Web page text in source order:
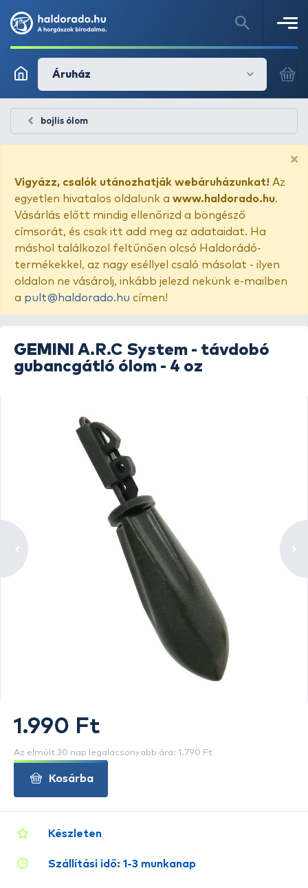
Áruház
bojlis ólom
×
Vigyázz, csalók utánozhatják webáruházunkat! Az
egyetlen hivatalos oldalunk a www.haldorado.hu.
Vásárlás előtt mindig ellenőrizd a böngésző
címsorát, és csak itt add meg az adataidat. Ha
máshol találkozol feltűnően olcsó Haldorádó-
termékekkel, az nagy eséllyel csaló másolat - ilyen
oldalon ne vásárolj, inkább jelezd nekünk e-mailben
a pult@haldorado.hu címen!
GEMINI
A.R.C System - távdobó
gubancgátló ólom - 4 oz
Készleten
Szállítási idő: 1-3 munkanap
1.990 Ft
Az elmúlt 30 nap legalacsonyabb ára: 1.790 Ft
Kosárba